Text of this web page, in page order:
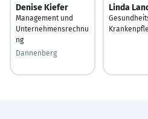
Denise Kiefer
Management und
Unternehmensrechnu
ng
Dannenberg
Linda